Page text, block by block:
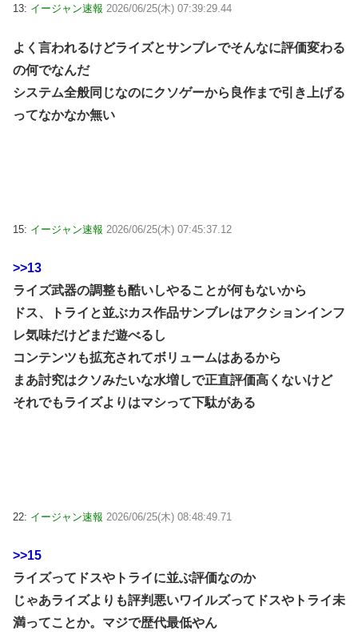
13: イージャン速報 2026/06/25(木) 07:39:29.44
よく言われるけどライズとサンブレでそんなに評価変わる
の何でなんだ
システム全般同じなのにクソゲーから良作まで引き上げる
ってなかなか無い
15: イージャン速報 2026/06/25(木) 07:45:37.12
>>13
ライズ武器の調整も酷いしやることが何もないから
ドス、トライと並ぶカス作品サンブレはアクションインフ
レ気味だけどまだ遊べるし
コンテンツも拡充されてボリュームはあるから
まあ討究はクソみたいな水増しで正直評価高くないけど
それでもライズよりはマシって下駄がある
22: イージャン速報 2026/06/25(木) 08:48:49.71
>>15
ライズってドスやトライに並ぶ評価なのか
じゃあライズよりも評判悪いワイルズってドスやトライ未
満ってことか。マジで歴代最低やん